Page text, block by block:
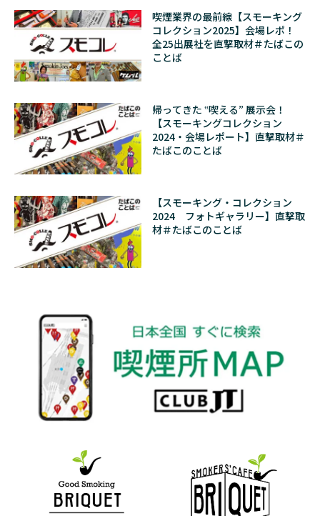
喫煙業界の最前線【スモーキング
コレクション2025】会場レポ！
全25出展社を直撃取材＃たばこの
ことば
帰ってきた ‟喫える” 展示会！
【スモーキングコレクション
2024・会場レポート】直撃取材＃
たばこのことば
【スモーキング・コレクション
2024 フォトギャラリー】直撃取
材＃たばこのことば